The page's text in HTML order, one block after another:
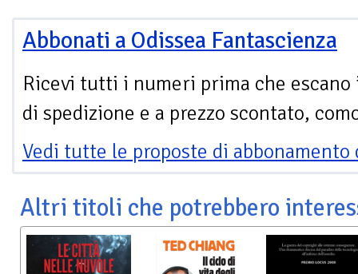
Abbonati a Odissea Fantascienza
Ricevi tutti i numeri prima che escano
di spedizione e a prezzo scontato,
Vedi tutte le proposte di
Altri titoli che potrebbero